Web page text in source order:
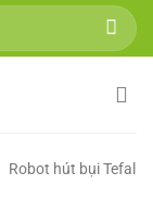
Robot hút bụi Tefal